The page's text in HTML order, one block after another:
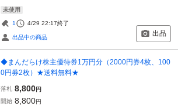
未使用
1 4/29 22:17終了
出品中の商品 出品
◆まんだらけ株主優待券1万円分（2000円券4枚、100
0円券2枚）★送料無料★
落札 8,800円
開始 8,800円